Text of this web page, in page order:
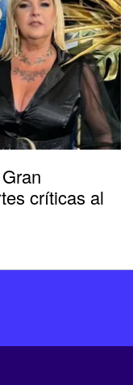
críticas al